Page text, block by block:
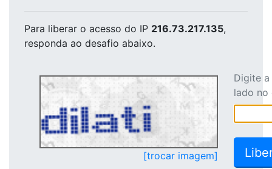
Para liberar o acesso do IP 216.73.217.135,
responda ao desafio abaixo.
[trocar imagem]
Digite
lado no